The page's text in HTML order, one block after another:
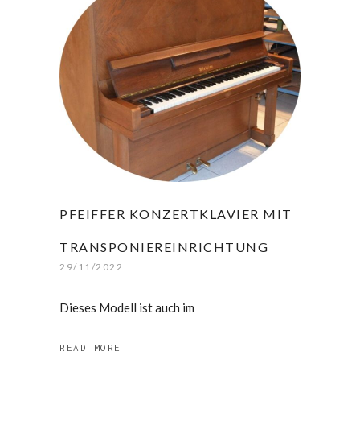
PFEIFFER KONZERTKLAVIER MIT
TRANSPONIEREINRICHTUNG
29/11/2022
Dieses Modell ist auch im
READ MORE